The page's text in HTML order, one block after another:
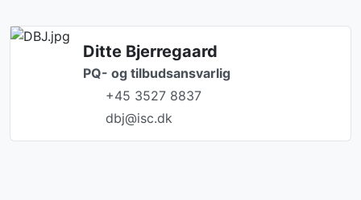
Ditte Bjerregaard
PQ- og tilbudsansvarlig
+45 3527 8837
dbj@isc.dk